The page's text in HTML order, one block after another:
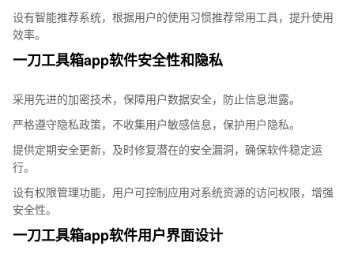
设有智能推荐系统，根据用户的使用习惯推荐常用工具，提升使用
效率。
一刀工具箱app软件安全性和隐私
采用先进的加密技术，保障用户数据安全，防止信息泄露。
严格遵守隐私政策，不收集用户敏感信息，保护用户隐私。
提供定期安全更新，及时修复潜在的安全漏洞，确保软件稳定运
行。
设有权限管理功能，用户可控制应用对系统资源的访问权限，增强
安全性。
一刀工具箱app软件用户界面设计